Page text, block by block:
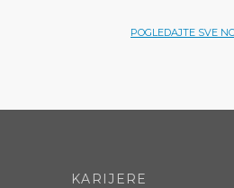
POGLEDAJTE SVE
KARIJERE